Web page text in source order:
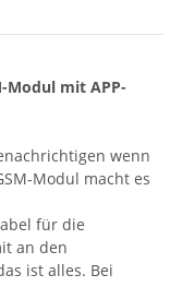
Modul mit APP-
wenn
Modul macht es
für die
an den
ist alles. Bei